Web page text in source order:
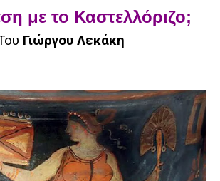
με το Καστελλόριζο;
Γιώργου Λεκάκη